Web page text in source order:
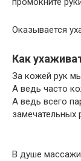
Оказывается
Как
За кожей рук
А ведь часто
А ведь всего
замечательных
В душе